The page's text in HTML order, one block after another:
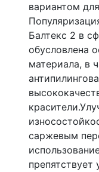
вариантом
Балтекс 2 в
обусловлена
материала, в
саржевым